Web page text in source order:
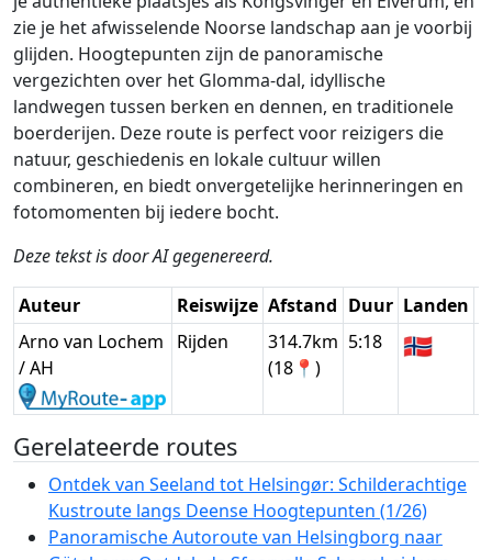
zie je het afwisselende Noorse landschap aan je voorbij
glijden. Hoogtepunten zijn de panoramische
vergezichten over het Glomma-dal, idyllische
landwegen tussen berken en dennen, en traditionele
boerderijen. Deze route is perfect voor reizigers die
natuur, geschiedenis en lokale cultuur willen
combineren, en biedt onvergetelijke herinneringen en
fotomomenten bij iedere bocht.
Deze tekst is door AI gegenereerd.
Auteur Reiswijze Afstand Duur Landen
Arno van Lochem
/ AH
Rijden
314.7km
(18📍)
5:18 🇳🇴
Gerelateerde routes
Ontdek van Seeland tot Helsingør: Schilderachtige
Kustroute langs Deense Hoogtepunten (1/26)
Panoramische Autoroute van Helsingborg naar